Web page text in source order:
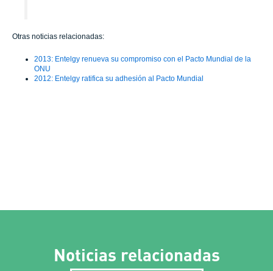
Otras noticias relacionadas:
2013: Entelgy renueva su compromiso con el Pacto Mundial de la
ONU
2012: Entelgy ratifica su adhesión al Pacto Mundial
Noticias relacionadas